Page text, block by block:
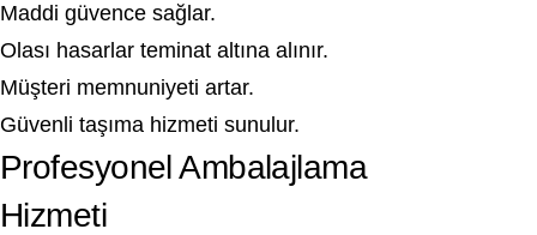
Maddi güvence sağlar.
Olası hasarlar teminat altına alınır.
Müşteri memnuniyeti artar.
Güvenli taşıma hizmeti sunulur.
Profesyonel Ambalajlama
Hizmeti